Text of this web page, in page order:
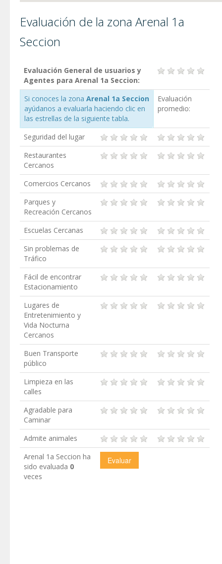
Evaluación de la zona Arenal 1a
Seccion
Evaluación General de usuarios y
Agentes para Arenal 1a Seccion:
Si conoces la zona Arenal 1a Seccion
ayúdanos a evaluarla haciendo clic en
las estrellas de la siguiente tabla.
Evaluación
promedio:
Seguridad del lugar
Restaurantes
Cercanos
Comercios Cercanos
Parques y
Recreación Cercanos
Escuelas Cercanas
Sin problemas de
Tráfico
Fácil de encontrar
Estacionamiento
Lugares de
Entretenimiento y
Vida Nocturna
Cercanos
Buen Transporte
público
Limpieza en las
calles
Agradable para
Caminar
Admite animales
Arenal 1a Seccion ha
sido evaluada 0
veces